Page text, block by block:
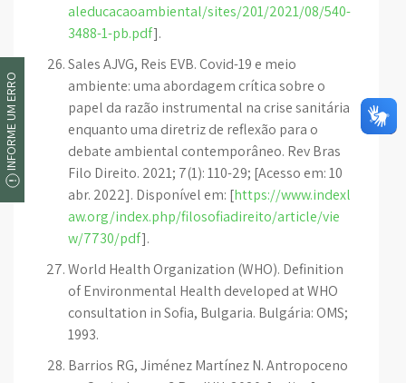
aleducacaoambiental/sites/201/2021/08/540-
3488-1-pb.pdf].
Sales AJVG, Reis EVB. Covid-19 e meio
ambiente: uma abordagem crítica sobre o
papel da razão instrumental na crise sanitária
enquanto uma diretriz de reflexão para o
debate ambiental contemporâneo. Rev Bras
Filo Direito. 2021; 7(1): 110-29; [Acesso em: 10
abr. 2022]. Disponível em: [https://www.indexl
aw.org/index.php/filosofiadireito/article/vie
w/7730/pdf].
World Health Organization (WHO). Definition
of Environmental Health developed at WHO
consultation in Sofia, Bulgaria. Bulgária: OMS;
1993.
Barrios RG, Jiménez Martínez N. Antropoceno
INFORME UM ERRO